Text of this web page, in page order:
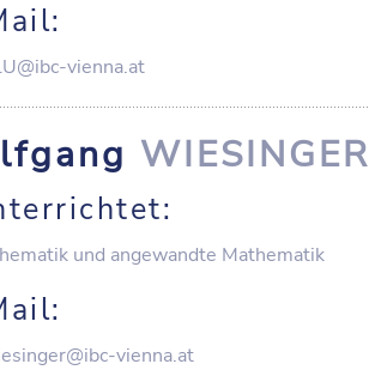
vienna.at
WIESINGER
und angewandte Mathematik
vienna.at